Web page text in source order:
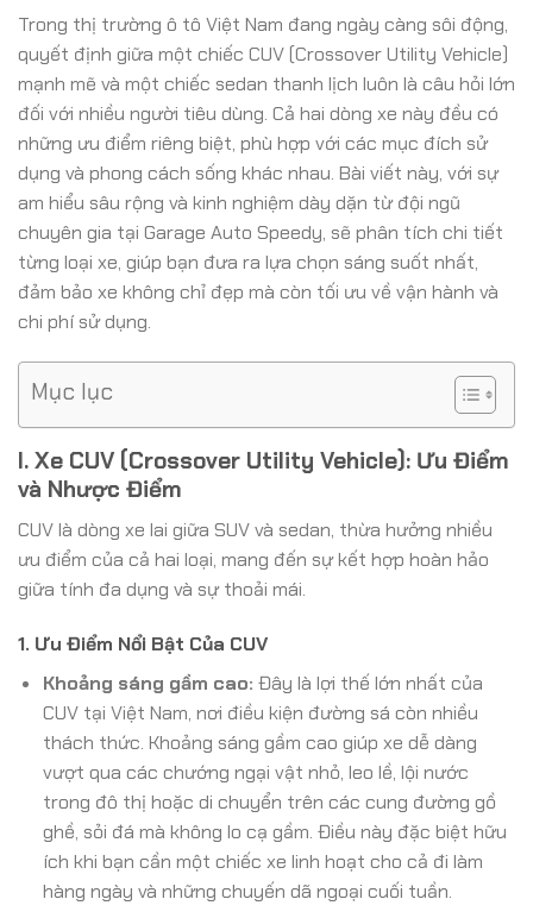
Trong thị trường ô tô Việt Nam đang ngày càng sôi động,
quyết định giữa một chiếc CUV (Crossover Utility Vehicle)
mạnh mẽ và một chiếc sedan thanh lịch luôn là câu hỏi lớn
đối với nhiều người tiêu dùng. Cả hai dòng xe này đều có
những ưu điểm riêng biệt, phù hợp với các mục đích sử
dụng và phong cách sống khác nhau. Bài viết này, với sự
am hiểu sâu rộng và kinh nghiệm dày dặn từ đội ngũ
chuyên gia tại Garage Auto Speedy, sẽ phân tích chi tiết
từng loại xe, giúp bạn đưa ra lựa chọn sáng suốt nhất,
đảm bảo xe không chỉ đẹp mà còn tối ưu về vận hành và
chi phí sử dụng.
Mục lục
I. Xe CUV (Crossover Utility Vehicle): Ưu Điểm
và Nhược Điểm
CUV là dòng xe lai giữa SUV và sedan, thừa hưởng nhiều
ưu điểm của cả hai loại, mang đến sự kết hợp hoàn hảo
giữa tính đa dụng và sự thoải mái.
1. Ưu Điểm Nổi Bật Của CUV
Khoảng sáng gầm cao: Đây là lợi thế lớn nhất của
CUV tại Việt Nam, nơi điều kiện đường sá còn nhiều
thách thức. Khoảng sáng gầm cao giúp xe dễ dàng
vượt qua các chướng ngại vật nhỏ, leo lề, lội nước
trong đô thị hoặc di chuyển trên các cung đường gồ
ghề, sỏi đá mà không lo cạ gầm. Điều này đặc biệt hữu
ích khi bạn cần một chiếc xe linh hoạt cho cả đi làm
hàng ngày và những chuyến dã ngoại cuối tuần.